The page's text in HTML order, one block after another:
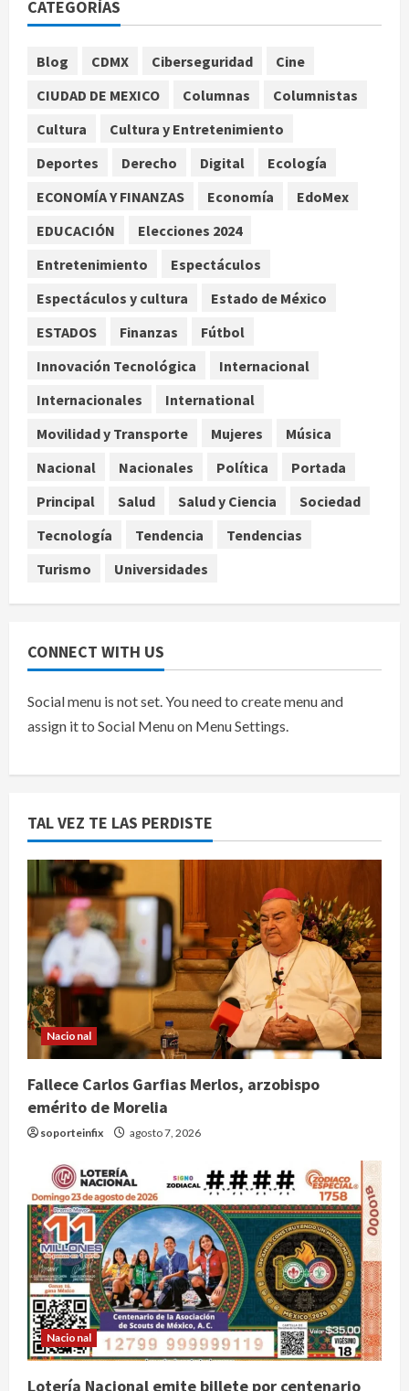
Lotería Nacional emite billete por
centenario de la Asociación de
agosto 7, 2026
Desplome de la IA arrastra a fondos
estrella de Wall Street
4
Estudio en Science vincula el
consumo de fruta ancestral con la
agosto 7, 2026
Internacional
EE.UU. amplía revisión de redes
y ciertos ciudadanos de México y
CATEGORÍAS
Blog CDMX Ciberseguridad
Cine
CIUDAD DE MEXICO
Columnas
Columnistas
Cultura
Cultura y Entretenimiento
Deportes
Derecho Digital
Ecología
ECONOMÍA Y FINANZAS
Economía
EdoMex
EDUCACIÓN
Elecciones 2024
Entretenimiento
Espectáculos
Espectáculos y cultura
Estado de México
ESTADOS
Finanzas
Fútbol
Innovación Tecnológica
Internacional
Internacionales
International
Movilidad y Transporte
Mujeres
Música
Nacional
Nacionales Política
Portada
Principal
Salud Salud y Ciencia
Sociedad
Tecnología
Tendencia
Tendencias
Turismo
Universidades
CONNECT WITH US
Social menu is not set. You need to create menu and
assign it to Social Menu on Menu Settings.
TAL VEZ TE LAS PERDISTE
Nacional
Fallece Carlos Garfias Merlos, arzobispo
emérito de Morelia
soporteinfix agosto 7, 2026
Nacional
Lotería Nacional emite billete por centenario